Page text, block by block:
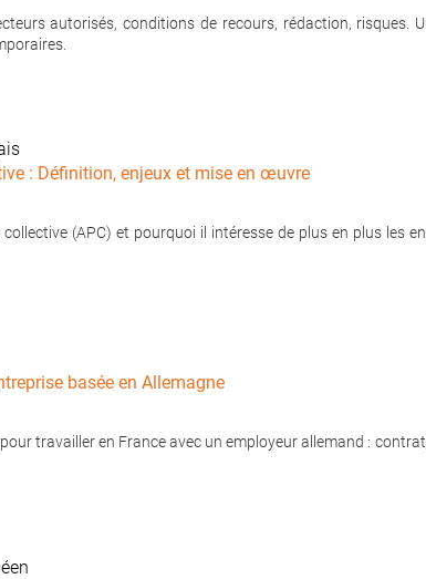
autorisés, conditions de recours, rédaction, risques.
: Définition, enjeux et mise en œuvre
(APC) et pourquoi il intéresse de plus en plus les
basée en Allemagne
travailler en France avec un employeur allemand :